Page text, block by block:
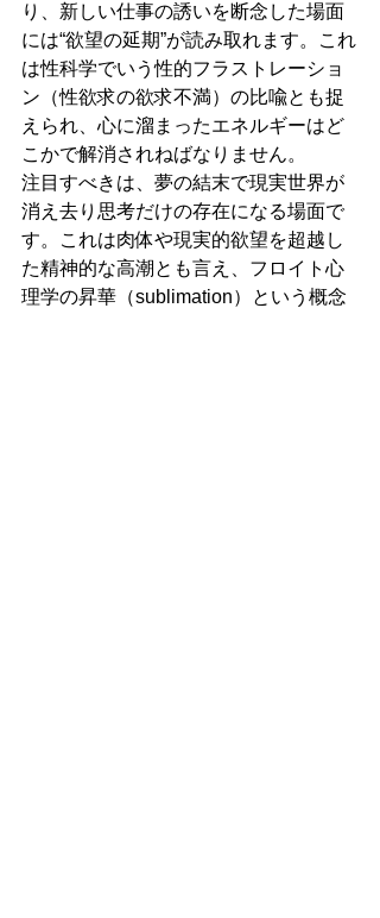
り、新しい仕事の誘いを断念した場面
には“欲望の延期”が読み取れます。これ
は性科学でいう性的フラストレーショ
ン（性欲求の欲求不満）の比喩とも捉
えられ、心に溜まったエネルギーはど
こかで解消されねばなりません。
注目すべきは、夢の結末で現実世界が
消え去り思考だけの存在になる場面で
す。これは肉体や現実的欲望を超越し
た精神的な高潮とも言え、フロイト心
理学の昇華（sublimation）という概念